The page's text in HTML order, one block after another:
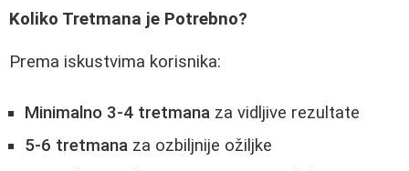
Koliko Tretmana je Potrebno?
Prema iskustvima korisnika:
Minimalno 3-4 tretmana za vidljive rezultate
5-6 tretmana za ozbiljnije ožiljke